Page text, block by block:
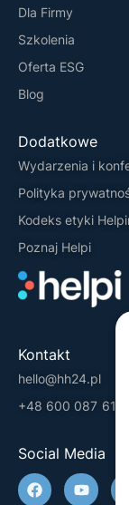
Dla Firmy
Szkolenia
Oferta ESG
Blog
Dodatkowe
Wydarzenia i
Polityka
Kodeks etyki
Poznaj Helpi
Kontakt
hello@hh24.pl
+48 600 087 613
Social Media